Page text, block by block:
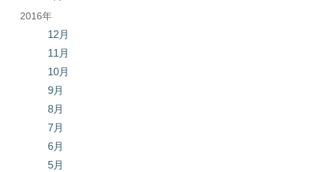
2016年
12月
11月
10月
9月
8月
7月
6月
5月